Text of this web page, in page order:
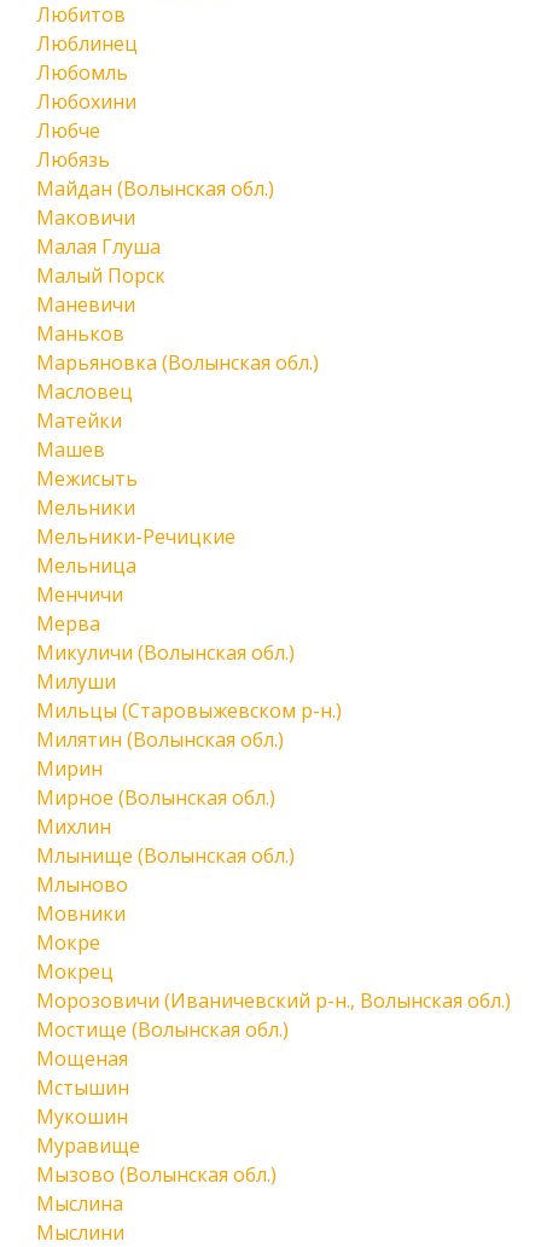
Любитов
Люблинец
Любомль
Любохини
Любче
Любязь
Майдан (Волынская обл.)
Маковичи
Малая Глуша
Малый Порск
Маневичи
Маньков
Марьяновка (Волынская обл.)
Масловец
Матейки
Машев
Межисыть
Мельники
Мельники-Речицкие
Мельница
Менчичи
Мерва
Микуличи (Волынская обл.)
Милуши
Мильцы (Старовыжевском р-н.)
Милятин (Волынская обл.)
Мирин
Мирное (Волынская обл.)
Михлин
Млынище (Волынская обл.)
Млыново
Мовники
Мокре
Мокрец
Морозовичи (Иваничевский р-н., Волынская обл.)
Мостище (Волынская обл.)
Мощеная
Мстышин
Мукошин
Муравище
Мызово (Волынская обл.)
Мыслина
Мыслини